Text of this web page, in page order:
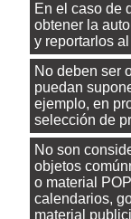
En el caso de
obtener la
y reportarlos
No deben ser
puedan
ejemplo, en
selección de
No son
objetos
o material
calendarios,
material